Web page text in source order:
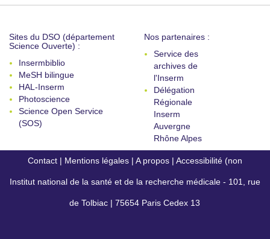
Sites du DSO (département
Science Ouverte) :
Insermbiblio
MeSH bilingue
HAL-Inserm
Photoscience
Science Open Service
(SOS)
Nos partenaires :
Service des
archives de
l'Inserm
Délégation
Régionale
Inserm
Auvergne
Rhône Alpes
Contact | Mentions légales | A propos | Accessibilité (non
conforme)
Institut national de la santé et de la recherche médicale - 101, rue
de Tolbiac | 75654 Paris Cedex 13